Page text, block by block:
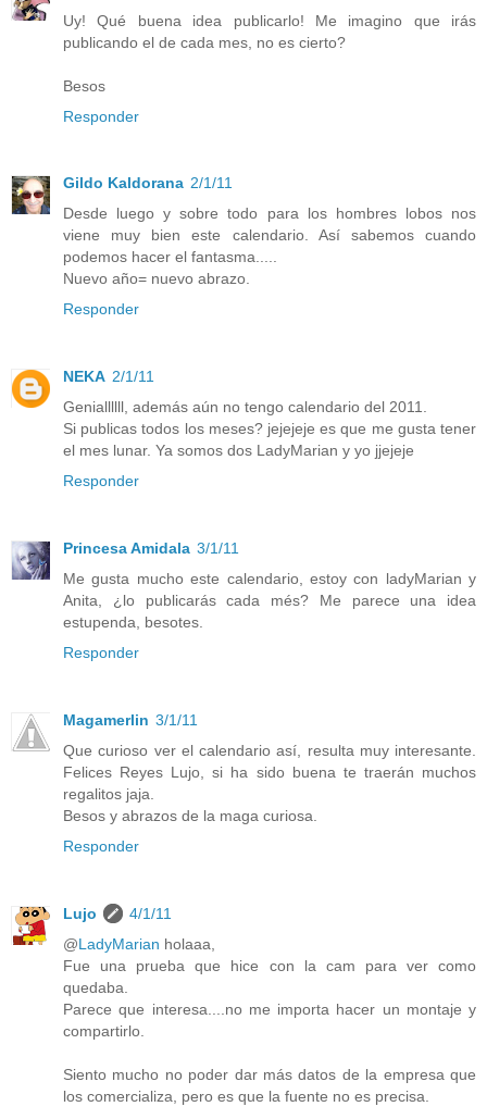
Uy! Qué buena idea publicarlo! Me imagino que irás
publicando el de cada mes, no es cierto?
Besos
Responder
Gildo Kaldorana 2/1/11
Desde luego y sobre todo para los hombres lobos nos
viene muy bien este calendario. Así sabemos cuando
podemos hacer el fantasma.....
Nuevo año= nuevo abrazo.
Responder
NEKA 2/1/11
Geniallllll, además aún no tengo calendario del 2011.
Si publicas todos los meses? jejejeje es que me gusta tener
el mes lunar. Ya somos dos LadyMarian y yo jjejeje
Responder
Princesa Amidala 3/1/11
Me gusta mucho este calendario, estoy con ladyMarian y
Anita, ¿lo publicarás cada més? Me parece una idea
estupenda, besotes.
Responder
Magamerlin 3/1/11
Que curioso ver el calendario así, resulta muy interesante.
Felices Reyes Lujo, si ha sido buena te traerán muchos
regalitos jaja.
Besos y abrazos de la maga curiosa.
Responder
Lujo
4/1/11
@LadyMarian holaaa,
Fue una prueba que hice con la cam para ver como
quedaba.
Parece que interesa....no me importa hacer un montaje y
compartirlo.
Siento mucho no poder dar más datos de la empresa que
los comercializa, pero es que la fuente no es precisa.